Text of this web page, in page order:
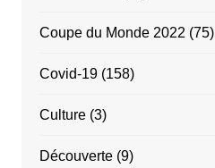
Coupe du Monde 2022 (75)
Covid-19(158)
Culture(3)
Découverte(9)